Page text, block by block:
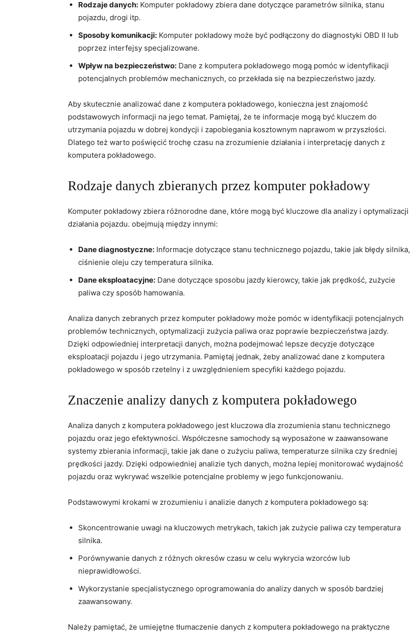
Rodzaje ⁢danych: Komputer ⁣pokładowy zbiera dane dotyczące parametrów silnika, stanu
pojazdu, drogi itp.
Sposoby komunikacji: Komputer pokładowy może być ‍podłączony do diagnostyki OBD II lub
poprzez ⁣interfejsy specjalizowane.
Wpływ na bezpieczeństwo: Dane z komputera‌ pokładowego mogą pomóc w identyfikacji
potencjalnych ⁤problemów mechanicznych, co​ przekłada się na bezpieczeństwo jazdy.
Aby skutecznie⁤ analizować dane z komputera pokładowego, konieczna jest znajomość
podstawowych informacji na jego temat. Pamiętaj,⁣ że te informacje mogą być kluczem ⁤do
utrzymania pojazdu w dobrej kondycji i zapobiegania kosztownym naprawom w⁢ przyszłości.
Dlatego też warto poświęcić trochę czasu na zrozumienie działania i interpretację danych ​z
komputera pokładowego.
Rodzaje danych zbieranych przez komputer pokładowy
Komputer pokładowy zbiera różnorodne dane, które mogą być kluczowe dla analizy ‍i optymalizacji
działania pojazdu. obejmują między innymi:
Dane diagnostyczne: Informacje dotyczące stanu technicznego‍ pojazdu, takie jak błędy silnika,
ciśnienie oleju ​czy temperatura silnika.
Dane eksploatacyjne: Dane ⁣dotyczące sposobu jazdy kierowcy, takie jak prędkość, zużycie
paliwa czy sposób ​hamowania.
Analiza danych zebranych przez komputer pokładowy może pomóc w identyfikacji potencjalnych
problemów technicznych, optymalizacji zużycia‍ paliwa‍ oraz poprawie bezpieczeństwa jazdy.
Dzięki odpowiedniej interpretacji danych, można podejmować lepsze decyzje ​dotyczące
eksploatacji pojazdu i jego ⁤utrzymania. Pamiętaj jednak, żeby⁣ analizować dane z komputera
pokładowego w sposób rzetelny i z uwzględnieniem specyfiki każdego pojazdu.
Znaczenie analizy danych z komputera pokładowego
Analiza danych z komputera ⁢pokładowego jest ⁣kluczowa dla zrozumienia stanu technicznego
pojazdu oraz ‌jego efektywności.‍ Współczesne samochody są wyposażone w zaawansowane
‍systemy zbierania informacji, takie jak dane o ‌zużyciu paliwa, temperaturze silnika czy średniej
prędkości jazdy. ⁤Dzięki odpowiedniej analizie tych danych, można lepiej monitorować ‌wydajność
pojazdu oraz wykrywać wszelkie potencjalne ‍problemy w jego funkcjonowaniu.
Podstawowymi krokami‍ w zrozumieniu i ⁢analizie danych z komputera pokładowego są:
Skoncentrowanie uwagi na kluczowych metrykach, takich jak zużycie paliwa czy temperatura ​
silnika.
Porównywanie danych z różnych okresów czasu w celu wykrycia ​wzorców lub
nieprawidłowości.
Wykorzystanie specjalistycznego oprogramowania do ​analizy danych w sposób bardziej
zaawansowany.
Należy pamiętać, że umiejętne tłumaczenie danych z komputera pokładowego na praktyczne